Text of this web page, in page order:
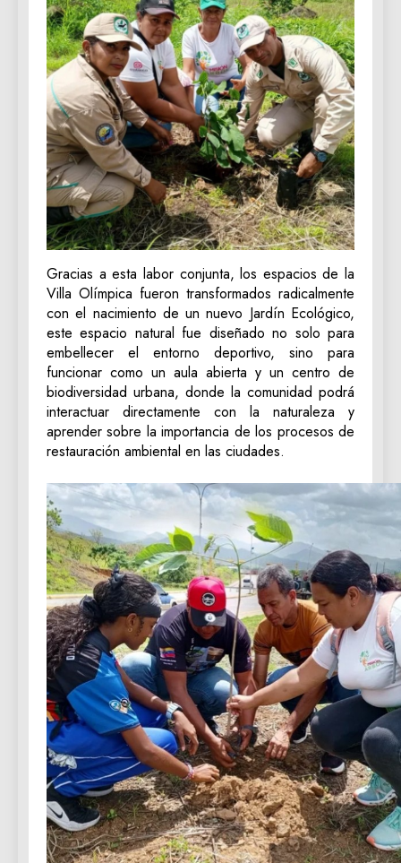
Gracias a esta labor conjunta, los espacios de la
Villa Olímpica fueron transformados radicalmente
con el nacimiento de un nuevo Jardín Ecológico,
este espacio natural fue diseñado no solo para
embellecer el entorno deportivo, sino para
funcionar como un aula abierta y un centro de
biodiversidad urbana, donde la comunidad podrá
interactuar directamente con la naturaleza y
aprender sobre la importancia de los procesos de
restauración ambiental en las ciudades.